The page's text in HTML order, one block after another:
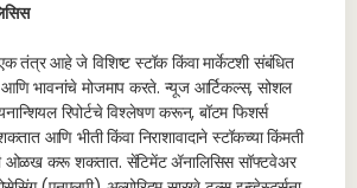
तंत्र आहे जे विशिष्ट स्टॉक किंवा मार्केटशी संबंधित
भावनांचे मोजमाप करते. न्यूज आर्टिकल्स, सोशल
रिपोर्टचे विश्लेषण करून, बॉटम फिशर्स
आणि भीती किंवा निराशावादाने स्टॉकच्या किंमती
ओळख करू शकतात. सेंटिमेंट ॲनालिसिस सॉफ्टवेअर